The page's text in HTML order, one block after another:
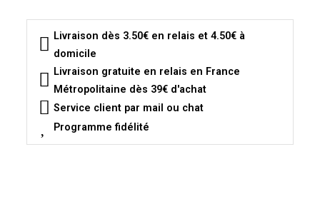
Livraison dès 3.50€ en relais et 4.50€ à
domicile
Livraison gratuite en relais en France
Métropolitaine dès 39€ d'achat
Service client par mail ou chat
Programme fidélité